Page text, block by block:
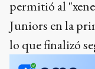
permitió al
Juniors en la
lo que finalizó